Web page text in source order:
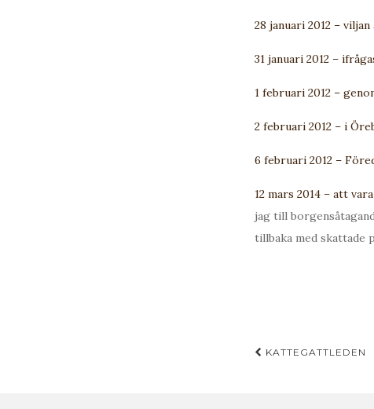
28 januari 2012 –
31 januari 2012 –
1 februari 2012 –
2 februari 2012 – i
6 februari 2012 –
12 mars 2014 – att
jag till
tillbaka med skattade
KATTEGATTLEDEN